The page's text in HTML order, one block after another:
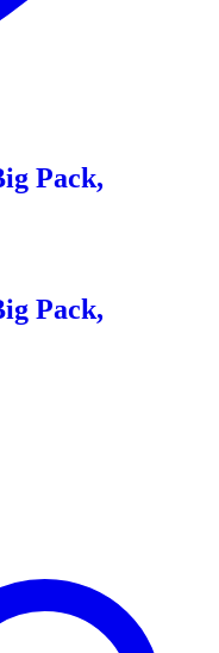
Pack,
Pack,